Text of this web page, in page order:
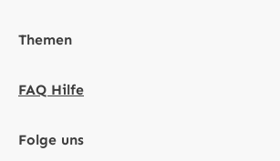
Themen
FAQ Hilfe
Folge uns